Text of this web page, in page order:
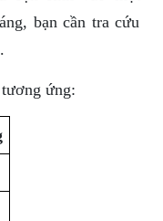
bạn cần tra cứu
ứng: